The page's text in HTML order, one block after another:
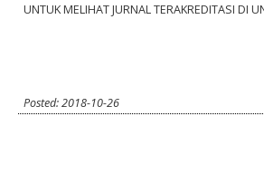
UNTUK MELIHAT JURNAL TERAKREDITASI DI
Posted: 2018-10-26